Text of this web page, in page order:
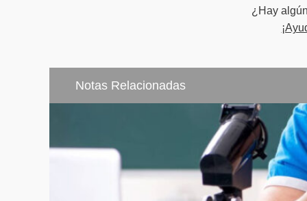
¿Hay
Notas Relacionadas